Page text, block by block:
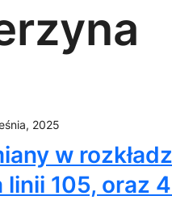
2025
w
linii 105, oraz